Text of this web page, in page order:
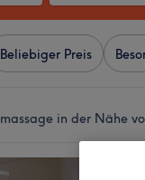
Beliebiger Preis
massage in der Nähe